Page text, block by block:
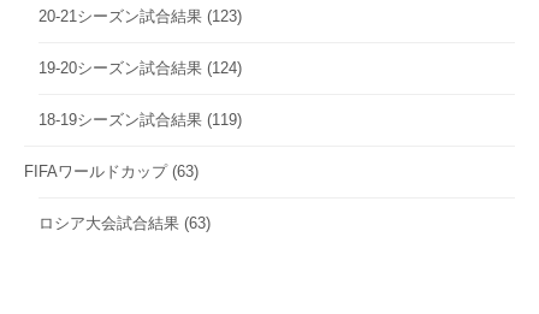
20-21シーズン試合結果 (123)
19-20シーズン試合結果 (124)
18-19シーズン試合結果 (119)
FIFAワールドカップ(63)
ロシア大会試合結果 (63)